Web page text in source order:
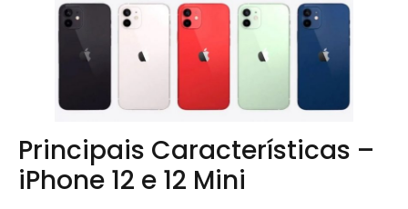
Principais Características –
iPhone 12 e 12 Mini